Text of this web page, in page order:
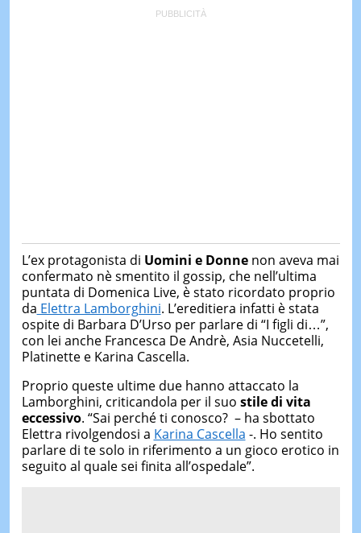
L’ex protagonista di Uomini e Donnenon aveva mai
confermato nè smentito il gossip, che nell’ultima
puntata di Domenica Live, è stato ricordato proprio
da Elettra Lamborghini. L’ereditiera infatti è stata
ospite di Barbara D’Urso per parlare di “I figli di…”,
con lei anche Francesca De Andrè, Asia Nuccetelli,
Platinette e Karina Cascella.
Proprio queste ultime due hanno attaccato la
Lamborghini, criticandola per il suo stile di vita
eccessivo. “Sai perché ti conosco? – ha sbottato
Elettra rivolgendosi a Karina Cascella -. Ho sentito
parlare di te solo in riferimento a un gioco erotico in
seguito al quale sei finita all’ospedale”.